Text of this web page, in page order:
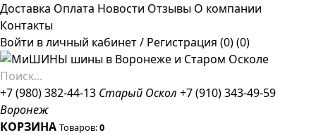
Доставка Оплата Новости Отзывы О компании
Контакты
Войти в личный кабинет/ Регистрация (0)(0)
+7 (980) 382-44-13 Старый Оскол +7 (910) 343-49-59
Воронеж
КОРЗИНА Товаров:0